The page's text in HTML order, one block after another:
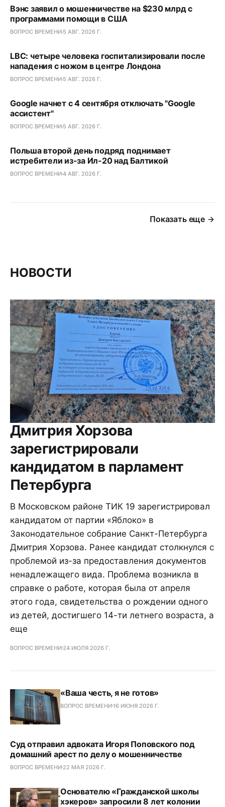
Вэнс заявил о мошенничестве на $230 млрд с
программами помощи в США
ВОПРОС ВРЕМЕНИ 5 АВГ. 2026 Г.
LBC: четыре человека госпитализировали после
нападения с ножом в центре Лондона
ВОПРОС ВРЕМЕНИ 5 АВГ. 2026 Г.
Google начнет с 4 сентября отключать "Google
ассистент"
ВОПРОС ВРЕМЕНИ 5 АВГ. 2026 Г.
Польша второй день подряд поднимает
истребители из-за Ил-20 над Балтикой
ВОПРОС ВРЕМЕНИ4 АВГ. 2026 Г.
Показать еще
НОВОСТИ
Дмитрия Хорзова
зарегистрировали
кандидатом в парламент
Петербурга
В Московском районе ТИК 19 зарегистрировал
кандидатом от партии «Яблоко» в
Законодательное собрание Санкт-Петербурга
Дмитрия Хорзова. Ранее кандидат столкнулся с
проблемой из-за предоставления документов
ненадлежащего вида. Проблема возникла в
справке о работе, которая была от апреля
этого года, свидетельства о рождении одного
из детей, достигшего 14-ти летнего возраста, а
еще
ВОПРОС ВРЕМЕНИ 24 ИЮЛЯ 2026 Г.
«Ваша честь, я не готов»
ВОПРОС ВРЕМЕНИ16 ИЮНЯ 2026 Г.
Суд отправил адвоката Игоря Поповского под
домашний арест по делу о мошенничестве
ВОПРОС ВРЕМЕНИ 22 МАЯ 2026 Г.
Основателю «Гражданской школы
хэкеров» запросили 8 лет колонии